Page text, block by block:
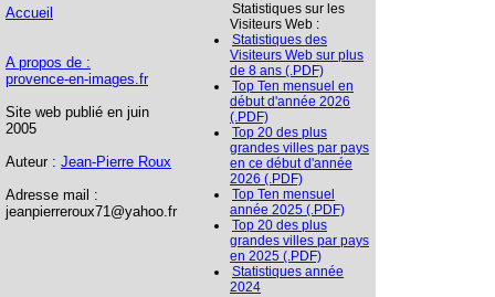
Accueil
A propos de :
provence-en-images.fr
Site web publié en juin
2005
Auteur : Jean-Pierre Roux
Adresse mail :
jeanpierreroux71@yahoo.fr
Statistiques sur les
Visiteurs Web :
Statistiques des
Visiteurs Web sur plus
de 8 ans (.PDF)
Top Ten mensuel en
début d'année 2026
(.PDF)
Top 20 des plus
grandes villes par pays
en ce début d'année
2026 (.PDF)
Top Ten mensuel
année 2025 (.PDF)
Top 20 des plus
grandes villes par pays
en 2025 (.PDF)
Statistiques année
2024